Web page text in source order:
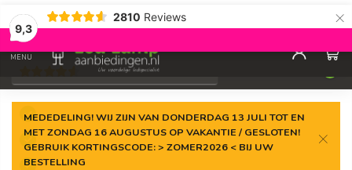
9,3
2810 Reviews ×
Gegarandeerde delaagste prijs
MENU
MEDEDELING! WIJ ZIJN VAN DONDERDAG 13 JULI TOT EN
MET ZONDAG 16 AUGUSTUS OP VAKANTIE / GESLOTEN!
GEBRUIK KORTINGSCODE: > ZOMER2026 < BIJ UW
BESTELLING